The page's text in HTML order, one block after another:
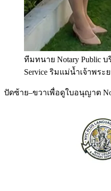
ทีมทนาย Notary Public บ
Service ริมแม่น้ำเจ้าพร
ปัดซ้าย–ขวาเพื่อดูใบอนุญาต